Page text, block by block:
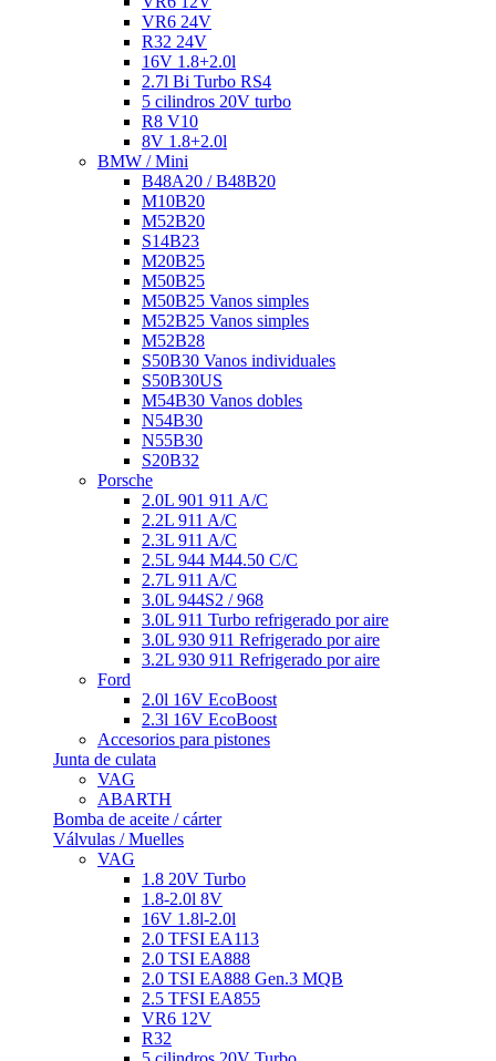
VR6 24V
R32 24V
16V 1.8+2.0l
2.7l Bi Turbo RS4
5 cilindros 20V turbo
R8 V10
8V 1.8+2.0l
BMW / Mini
B48A20 / B48B20
M10B20
M52B20
S14B23
M20B25
M50B25
M50B25 Vanos simples
M52B25 Vanos simples
M52B28
S50B30 Vanos individuales
S50B30US
M54B30 Vanos dobles
N54B30
N55B30
S20B32
Porsche
2.0L 901 911 A/C
2.2L 911 A/C
2.3L 911 A/C
2.5L 944 M44.50 C/C
2.7L 911 A/C
3.0L 944S2 / 968
3.0L 911 Turbo refrigerado por aire
3.0L 930 911 Refrigerado por aire
3.2L 930 911 Refrigerado por aire
Ford
2.0l 16V EcoBoost
2.3l 16V EcoBoost
Accesorios para pistones
Junta de culata
VAG
ABARTH
Bomba de aceite / cárter
Válvulas / Muelles
VAG
1.8 20V Turbo
1.8-2.0l 8V
16V 1.8l-2.0l
2.0 TFSI EA113
2.0 TSI EA888
2.0 TSI EA888 Gen.3 MQB
2.5 TFSI EA855
VR6 12V
R32